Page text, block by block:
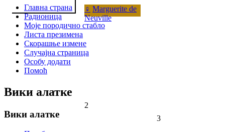
♀ Marguerite de
Neuville
2
3
Главна страна
Радионица
Моје породично стабло
Листа презимена
Скорашње измене
Случајна страница
Особу додати
Помоћ
Вики алатке
Вики алатке